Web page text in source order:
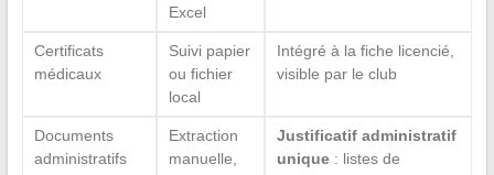
Excel
Certificats
médicaux
Suivi papier
ou fichier
local
Intégré à la fiche licencié,
visible par le club
Documents
administratifs
Extraction
manuelle,
Justificatif administratif
unique: listes de